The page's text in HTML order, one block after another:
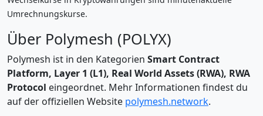
Umrechnungskurse.
Über Polymesh (POLYX)
Polymesh ist in den Kategorien Smart Contract
Platform, Layer 1 (L1), Real World Assets (RWA), RWA
Protocol eingeordnet. Mehr Informationen findest du
auf der offiziellen Website polymesh.network.